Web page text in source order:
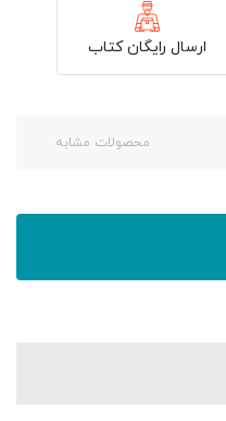
ارسال رایگان کتاب
محصولات مشابه